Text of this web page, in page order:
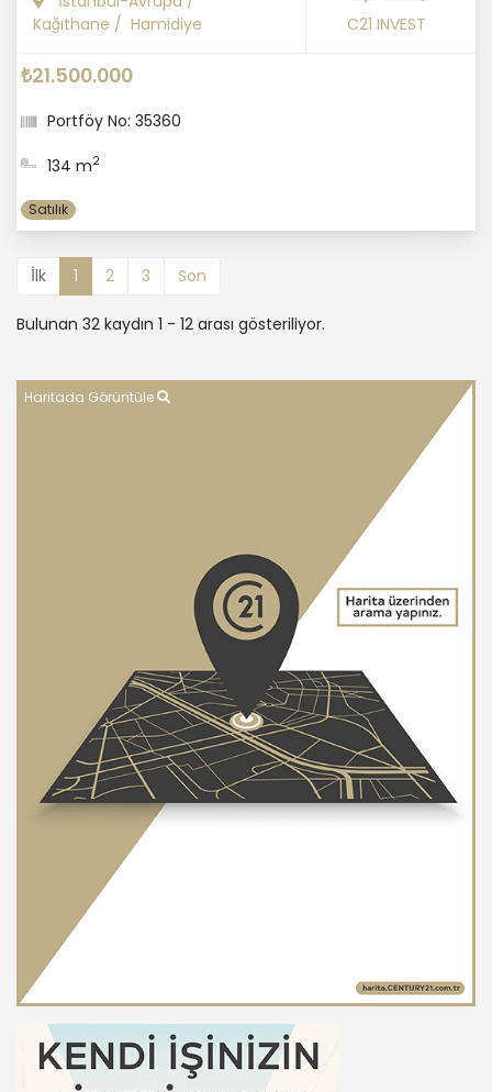
Kağıthane / Hamidiye
C21 INVEST
₺21.500.000
Portföy No: 35360
134 m2
Satılık
İlk 1 2 3 Son
Bulunan 32 kaydın 1 - 12 arası gösteriliyor.
Haritada Görüntüle